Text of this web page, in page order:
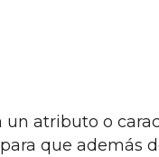
atributo o
que además